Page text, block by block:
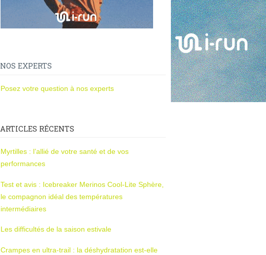
NOS EXPERTS
Posez votre question à nos experts
ARTICLES RÉCENTS
Myrtilles : l’allié de votre santé et de vos
performances
Test et avis : Icebreaker Merinos Cool-Lite Sphère,
le compagnon idéal des températures
intermédiaires
Les difficultés de la saison estivale
Crampes en ultra-trail : la déshydratation est-elle